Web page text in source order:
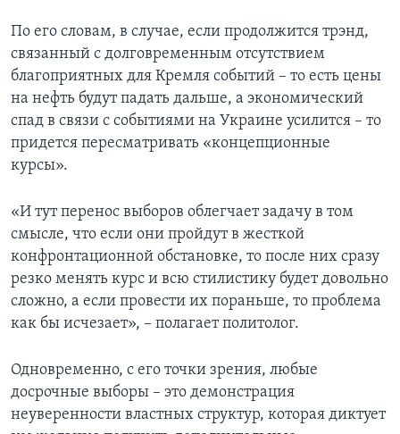
По его словам, в случае, если продолжится трэнд,
связанный с долговременным отсутствием
благоприятных для Кремля событий – то есть цены
на нефть будут падать дальше, а экономический
спад в связи с событиями на Украине усилится – то
придется пересматривать «концепционные
курсы».
«И тут перенос выборов облегчает задачу в том
смысле, что если они пройдут в жесткой
конфронтационной обстановке, то после них сразу
резко менять курс и всю стилистику будет довольно
сложно, а если провести их пораньше, то проблема
как бы исчезает», – полагает политолог.
Одновременно, с его точки зрения, любые
досрочные выборы – это демонстрация
неуверенности властных структур, которая диктует